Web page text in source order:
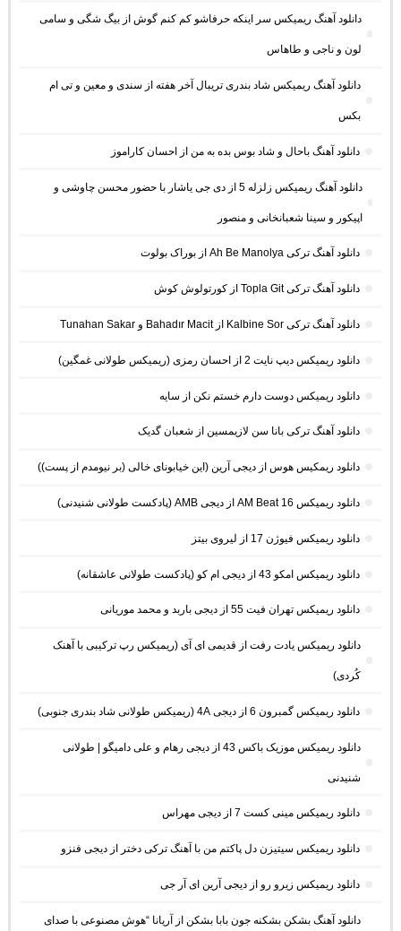
دانلود آهنگ ریمیکس سر اینکه حرفاشو کم کنم گوش از بیگ شگی و سامی
لون و ناجی و طاهاس
دانلود آهنگ ریمیکس شاد بندری تریبال آخر هفته از سندی و معین و تی ام
بکس
دانلود آهنگ باحال و شاد بوس بده به من از احسان کاراموز
دانلود آهنگ ریمیکس زلزله 5 از دی جی یاشار با حضور محسن چاوشی و
اپیکور و سینا شعبانخانی و منصور
دانلود آهنگ ترکی Ah Be Manolya از بوراک بولوت
دانلود آهنگ ترکی Topla Git از کورتولوش کوش
دانلود آهنگ ترکی Kalbine Sor از Bahadır Macit و Tunahan Sakar
دانلود ریمیکس دیپ نایت 2 از احسان رمزی (ریمیکس طولانی غمگین)
دانلود ریمیکس دوست دارم خستم نکن از سایه
دانلود آهنگ ترکی بانا سن لازیمسین از شعبان گدیک
دانلود ریمکیس هوس از دیجی آرین (این خیابونای خالی (بر نیومدم از پست))
دانلود ریمیکس AM Beat 16 از دیجی AMB (پادکست طولانی شنیدنی)
دانلود ریمیکس فیوژن 17 از لیروی بیتز
دانلود ریمیکس امکو 43 از دیجی ام کو (پادکست طولانی عاشقانه)
دانلود ریمیکس تهران فیت 55 از دیجی باربد و محمد موریانی
دانلود ریمیکس یادت رفت از قدیمی ای آی (ریمیکس رپ ترکیبی با آهنک
کُردی)
دانلود ریمیکس گمبرون 6 از دیجی 4A (ریمیکس طولانی شاد بندری جنوبی)
دانلود ریمیکس موزیک باکس 43 از دیجی رهام و علی دامیگو | طولانی
شنیدنی
دانلود ریمیکس مینی کست 7 از دیجی مهراس
دانلود ریمیکس سیتیزن دل پاکتم من با آهنگ ترکی دختر از دیجی فنزو
دانلود ریمیکس زیرو رو از دیجی آرین ای آر جی
دانلود آهنگ بشکن بشکنه جون بابا بشکن از آریانا “هوش مصنوعی با صدای